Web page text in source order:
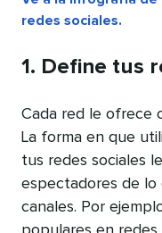
redes sociales.
1. Define tus
Cada red le ofrece
La forma en que
tus redes sociales
espectadores de
canales. Por